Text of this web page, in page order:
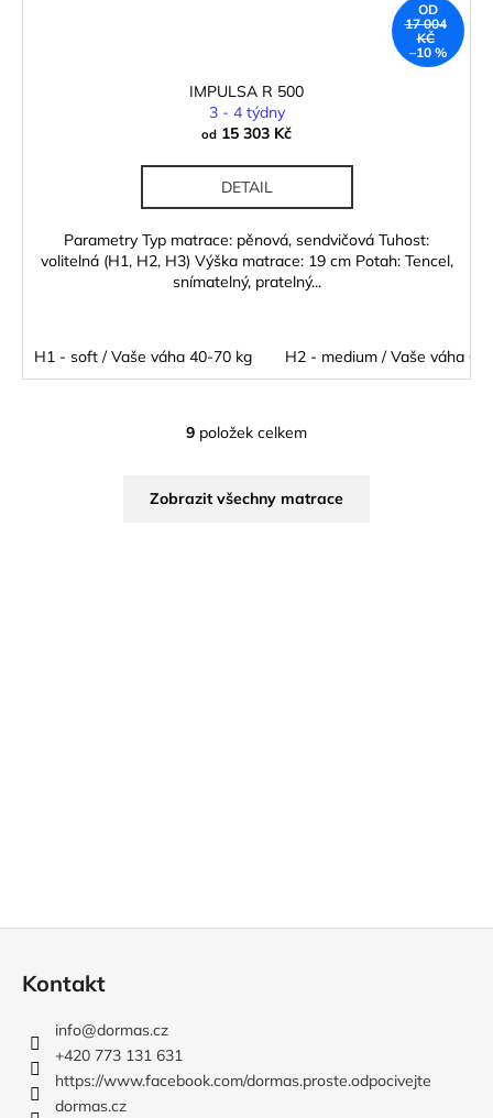
OD
17 004
KČ
–10 %
IMPULSA R 500
3 - 4 týdny
od 15 303 Kč
DETAIL
Parametry Typ matrace: pěnová, sendvičová Tuhost:
volitelná (H1, H2, H3) Výška matrace: 19 cm Potah: Tencel,
snímatelný, pratelný...
H1 - soft / Vaše váha 40-70 kg H2 - medium / Vaše váha 60
O
l
9 položek celkem
Zobrazit všechny matrace
Kontakt
info@dormas.cz
+420 773 131 631
https://www.facebook.com/dormas.proste.odpocivejte
dormas.cz